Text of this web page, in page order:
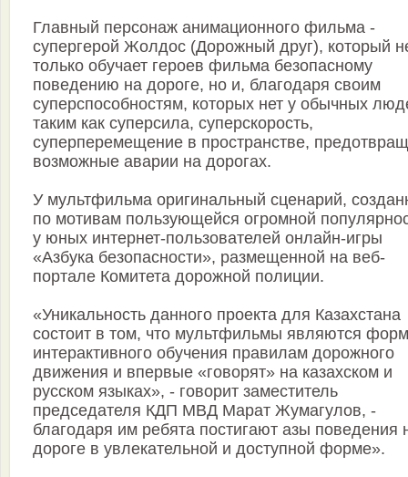
Главный персонаж анимационного фильма -
супергерой Жолдос (Дорожный друг), который
только обучает героев фильма безопасному
поведению на дороге, но и, благодаря своим
суперспособностям, которых нет у обычных
таким как суперсила, суперскорость,
суперперемещение в пространстве,
возможные аварии на дорогах.
У мультфильма оригинальный сценарий,
по мотивам пользующейся огромной
у юных интернет-пользователей онлайн-игры
«Азбука безопасности», размещенной на веб-
портале Комитета дорожной полиции.
«Уникальность данного проекта для Казахстана
состоит в том, что мультфильмы являются
интерактивного обучения правилам дорожного
движения и впервые «говорят» на казахском и
русском языках», - говорит заместитель
председателя КДП МВД Марат Жумагулов, -
благодаря им ребята постигают азы поведения
дороге в увлекательной и доступной форме».